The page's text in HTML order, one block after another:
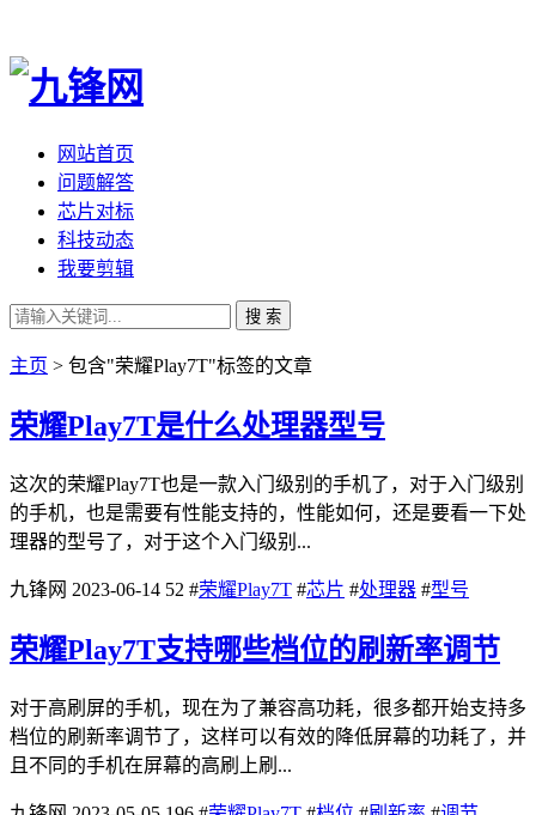
网站首页
问题解答
芯片对标
科技动态
我要剪辑
搜 索
主页 > 包含"荣耀Play7T"标签的文章
荣耀Play7T是什么处理器型号
这次的荣耀Play7T也是一款入门级别的手机了，对于入门级别
的手机，也是需要有性能支持的，性能如何，还是要看一下处
理器的型号了，对于这个入门级别...
九锋网 2023-06-14 52 #荣耀Play7T #芯片 #处理器 #型号
荣耀Play7T支持哪些档位的刷新率调节
对于高刷屏的手机，现在为了兼容高功耗，很多都开始支持多
档位的刷新率调节了，这样可以有效的降低屏幕的功耗了，并
且不同的手机在屏幕的高刷上刷...